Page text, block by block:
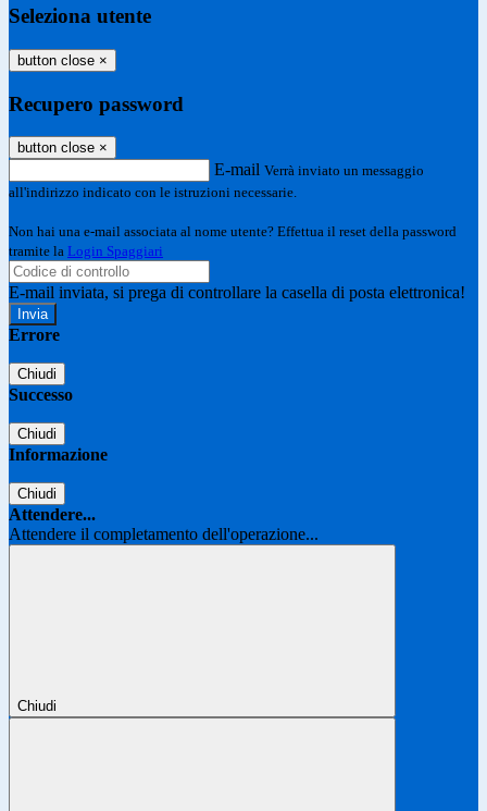
Seleziona utente
button close ×
Recupero password
button close ×
E-mail Verrà inviato un messaggio
all'indirizzo indicato con le istruzioni necessarie.
Non hai una e-mail associata al nome utente? Effettua il reset della password
tramite la Login Spaggiari
E-mail inviata, si prega di controllare la casella di posta elettronica!
Errore
Chiudi
Successo
Chiudi
Informazione
Chiudi
Attendere...
Attendere il completamento dell'operazione...
Chiudi